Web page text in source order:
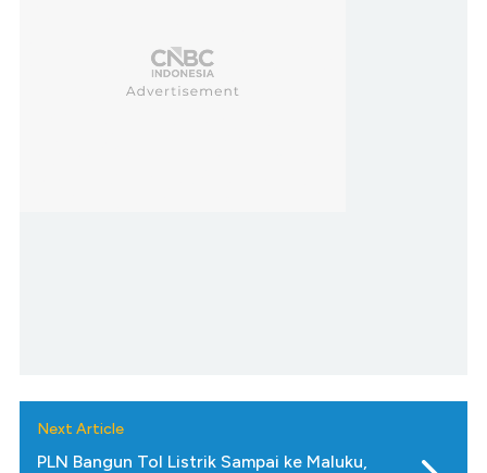
Next Article
PLN Bangun Tol Listrik Sampai ke Maluku,